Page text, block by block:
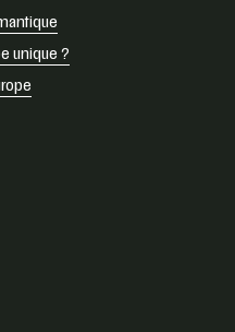
unique ?